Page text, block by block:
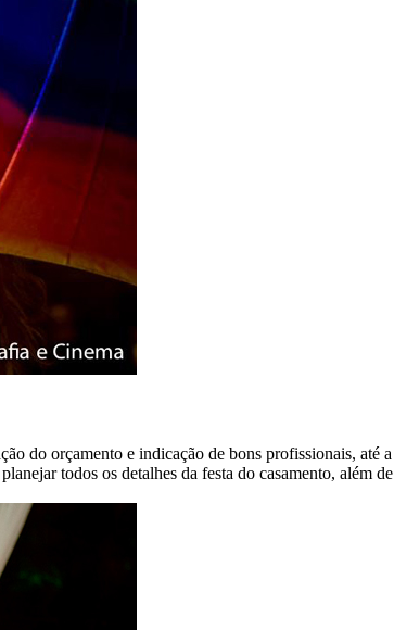
do orçamento e indicação de bons profissionais, até
todos os detalhes da festa do casamento, além